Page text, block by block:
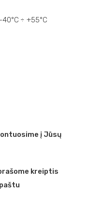
÷ +55°C
į Jūsų
kreiptis